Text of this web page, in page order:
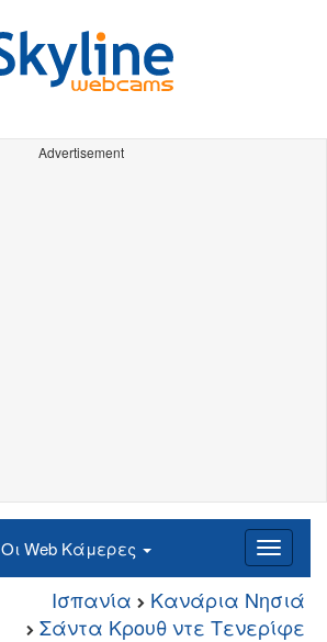
Advertisement
Οι Web Κάμερες
Ισπανία
Κανάρια Νησιά
Σάντα Κρουθ ντε Τενερίφε